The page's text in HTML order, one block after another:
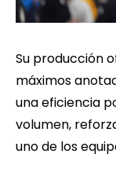
Su producción
máximos
una eficiencia
volumen,
uno de los